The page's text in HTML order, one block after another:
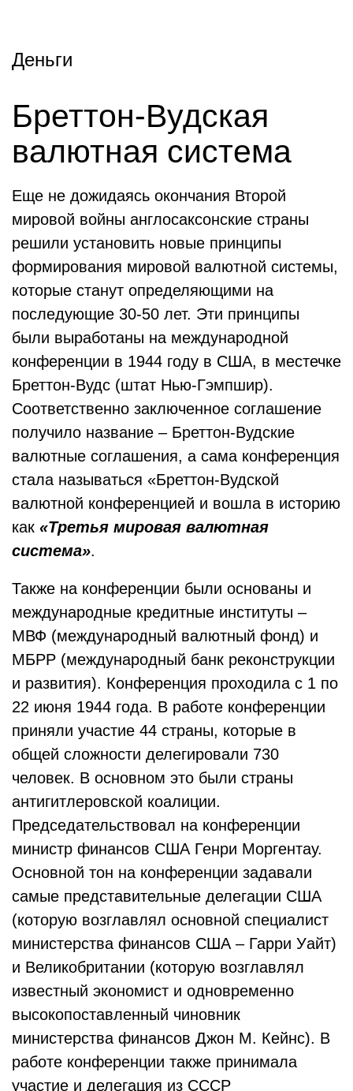
Деньги
Бреттон-Вудская
валютная система
Еще не дожидаясь окончания Второй
мировой войны англосаксонские страны
решили установить новые принципы
формирования мировой валютной системы,
которые станут определяющими на
последующие 30-50 лет. Эти принципы
были выработаны на международной
конференции в 1944 году в США, в местечке
Бреттон-Вудс (штат Нью-Гэмпшир).
Соответственно заключенное соглашение
получило название – Бреттон-Вудские
валютные соглашения, а сама конференция
стала называться «Бреттон-Вудской
валютной конференцией и вошла в историю
как «Третья мировая валютная
система».
Также на конференции были основаны и
международные кредитные институты –
МВФ (международный валютный фонд) и
МБРР (международный банк реконструкции
и развития). Конференция проходила с 1 по
22 июня 1944 года. В работе конференции
приняли участие 44 страны, которые в
общей сложности делегировали 730
человек. В основном это были страны
антигитлеровской коалиции.
Председательствовал на конференции
министр финансов США Генри Моргентау.
Основной тон на конференции задавали
самые представительные делегации США
(которую возглавлял основной специалист
министерства финансов США – Гарри Уайт)
и Великобритании (которую возглавлял
известный экономист и одновременно
высокопоставленный чиновник
министерства финансов Джон М. Кейнс). В
работе конференции также принимала
участие и делегация из СССР